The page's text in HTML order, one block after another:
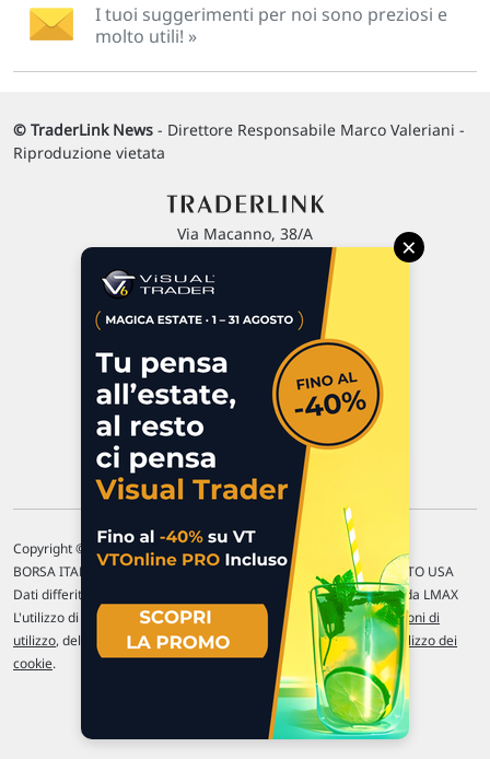
I tuoi suggerimenti per noi sono preziosi e
molto utili! »
© TraderLink News - Direttore Responsabile Marco Valeriani -
Riproduzione vietata
Via Macanno, 38/A
P.IVA 02 452 460 401
Commenti e segnalazioni
Contattaci
Copyright © 1996-2026 Traderlink Italia s.r.l.
BORSA ITALIANA Quotazioni di borsa differite di 15 min. / MERCATO USA
Dati differiti di 15 min. (fonte Intrinio) / FOREX Quotazioni fornite da LMAX
L'utilizzo di questo sito implica l'accettazione delle nostre Condizioni di
utilizzo, del Disclaimer MAR, dellePolitiche sulla privacye dell' Utilizzo dei
cookie.
×